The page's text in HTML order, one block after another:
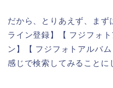
だから、とりあえず、まず
ライン登録】【 フジフォ
ン】【 フジフォトアルバ
感じで検索してみることに